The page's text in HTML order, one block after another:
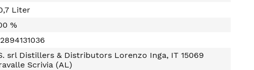
Liter
%
srl Distillers & Distributors Lorenzo Inga, IT 15069
Scrivia (AL)